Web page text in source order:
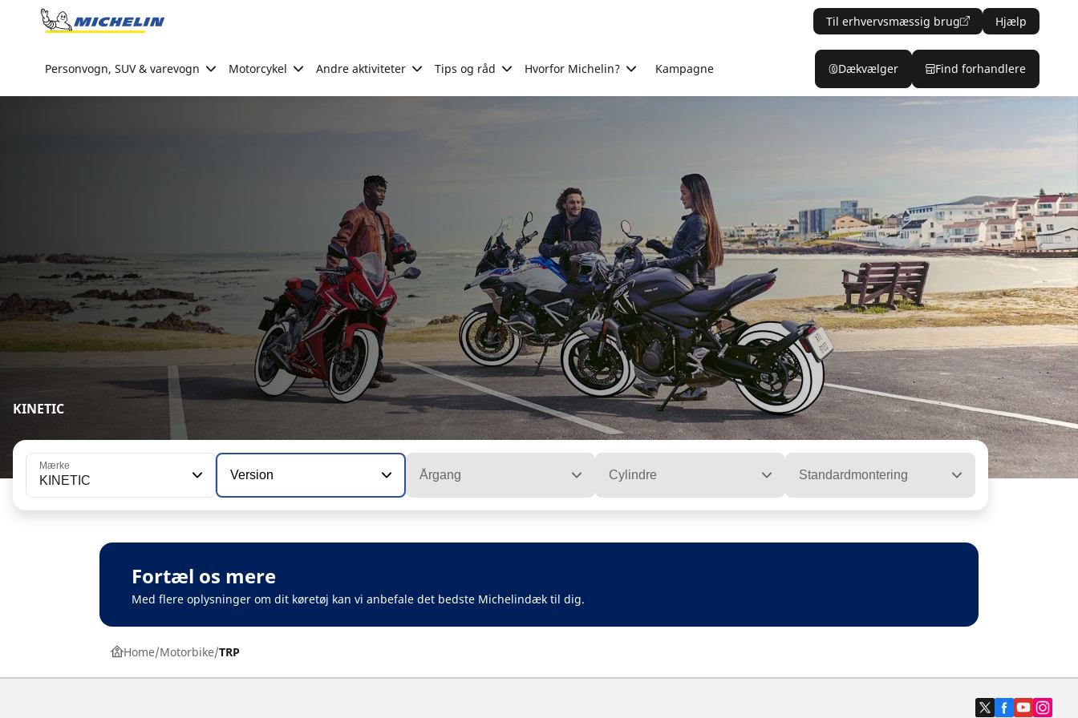
Go to page content
Til erhvervsmæssig brug Hjælp
Personvogn, SUV & varevogn Motorcykel Andre aktiviteter Tips og råd Hvorfor Michelin? Kampagne Dækvælger Find forhandlere
KINETIC
Mærke
KINETIC Version Årgang Cylindre Standardmontering
Fortæl os mere
Med flere oplysninger om dit køretøj kan vi anbefale det bedste Michelindæk til dig.
Home Motorbike TRP